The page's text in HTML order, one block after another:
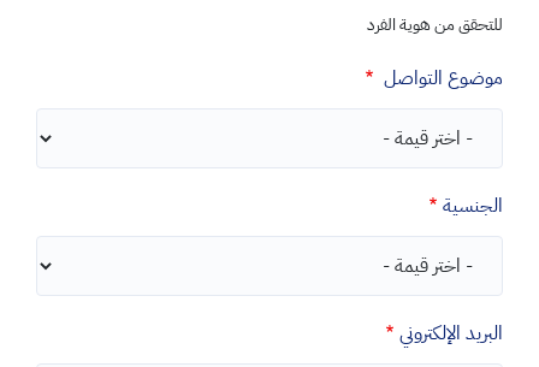
للتحقق من هوية الفرد
موضوع التواصل
الجنسية
البريد الإلكتروني